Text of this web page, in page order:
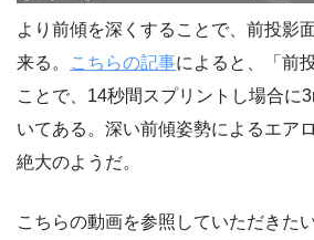
より前傾を深くすることで、前投影
来る。
こちらの記事によると、「前
ことで、14秒間スプリントし場合に
いてある。深い前傾姿勢によるエア
絶大のようだ。
こちらの動画を参照していただきたい